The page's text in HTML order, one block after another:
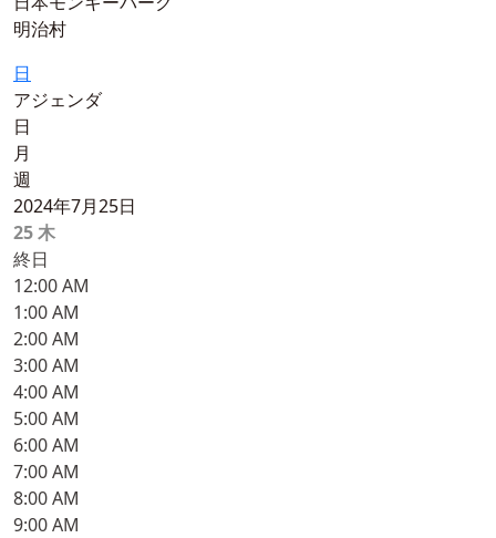
明治村
日
アジェンダ
日
月
週
2024年7月25日
25木
終日
12:00 AM
1:00 AM
2:00 AM
3:00 AM
4:00 AM
5:00 AM
6:00 AM
7:00 AM
8:00 AM
9:00 AM